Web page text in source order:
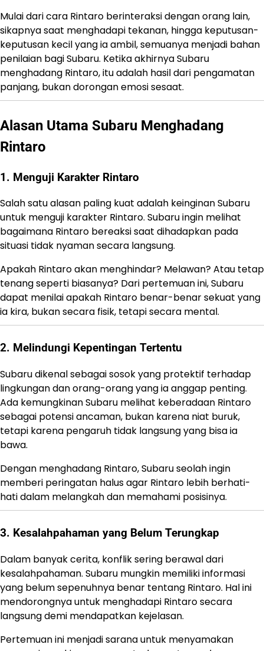
Mulai dari cara Rintaro berinteraksi dengan orang lain,
sikapnya saat menghadapi tekanan, hingga keputusan-
keputusan kecil yang ia ambil, semuanya menjadi bahan
penilaian bagi Subaru. Ketika akhirnya Subaru
menghadang Rintaro, itu adalah hasil dari pengamatan
panjang, bukan dorongan emosi sesaat.
Alasan Utama Subaru Menghadang
Rintaro
1. Menguji Karakter Rintaro
Salah satu alasan paling kuat adalah keinginan Subaru
untuk menguji karakter Rintaro. Subaru ingin melihat
bagaimana Rintaro bereaksi saat dihadapkan pada
situasi tidak nyaman secara langsung.
Apakah Rintaro akan menghindar? Melawan? Atau tetap
tenang seperti biasanya? Dari pertemuan ini, Subaru
dapat menilai apakah Rintaro benar-benar sekuat yang
ia kira, bukan secara fisik, tetapi secara mental.
2. Melindungi Kepentingan Tertentu
Subaru dikenal sebagai sosok yang protektif terhadap
lingkungan dan orang-orang yang ia anggap penting.
Ada kemungkinan Subaru melihat keberadaan Rintaro
sebagai potensi ancaman, bukan karena niat buruk,
tetapi karena pengaruh tidak langsung yang bisa ia
bawa.
Dengan menghadang Rintaro, Subaru seolah ingin
memberi peringatan halus agar Rintaro lebih berhati-
hati dalam melangkah dan memahami posisinya.
3. Kesalahpahaman yang Belum Terungkap
Dalam banyak cerita, konflik sering berawal dari
kesalahpahaman. Subaru mungkin memiliki informasi
yang belum sepenuhnya benar tentang Rintaro. Hal ini
mendorongnya untuk menghadapi Rintaro secara
langsung demi mendapatkan kejelasan.
Pertemuan ini menjadi sarana untuk menyamakan